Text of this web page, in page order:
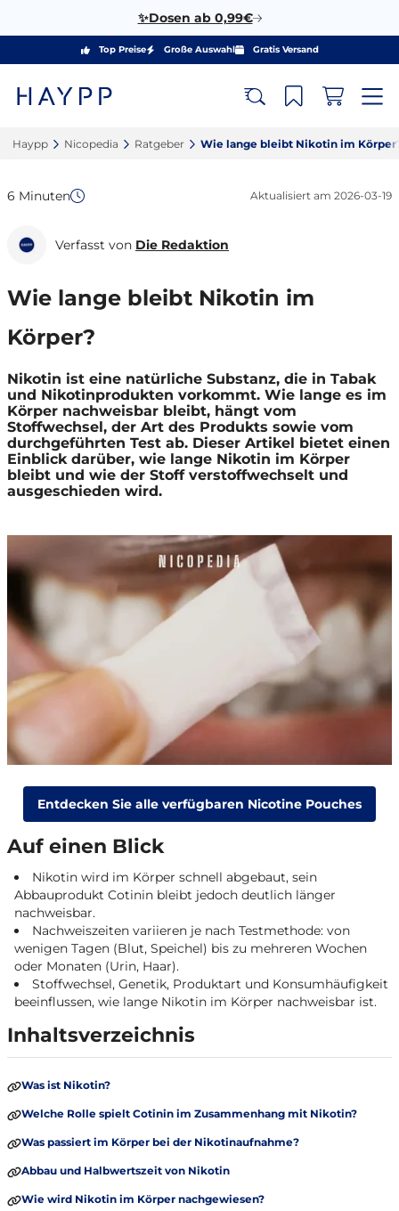
✨Dosen ab 0,99€
Top Preise Große Auswahl Gratis Versand
Haypp‎ Nicopedia‎ Ratgeber‎ Wie lange bleibt Nikotin im
6 Minuten Aktualisiert am 2026-03-19
Verfasst von Die Redaktion
Wie lange bleibt Nikotin im
Körper?
Nikotin ist eine natürliche Substanz, die in Tabak
und Nikotinprodukten vorkommt. Wie lange es im
Körper nachweisbar bleibt, hängt vom
Stoffwechsel, der Art des Produkts sowie vom
durchgeführten Test ab. Dieser Artikel bietet einen
Einblick darüber, wie lange Nikotin im Körper
bleibt und wie der Stoff verstoffwechselt und
ausgeschieden wird.
Entdecken Sie alle verfügbaren Nicotine Pouches
Auf einen Blick
Nikotin wird im Körper schnell abgebaut, sein
Abbauprodukt Cotinin bleibt jedoch deutlich länger
nachweisbar.
Nachweiszeiten variieren je nach Testmethode: von
wenigen Tagen (Blut, Speichel) bis zu mehreren Wochen
oder Monaten (Urin, Haar).
Stoffwechsel, Genetik, Produktart und Konsumhäufigkeit
beeinflussen, wie lange Nikotin im Körper nachweisbar ist.
Inhaltsverzeichnis
Was ist Nikotin?
Welche Rolle spielt Cotinin im Zusammenhang mit Nikotin?
Was passiert im Körper bei der Nikotinaufnahme?
Abbau und Halbwertszeit von Nikotin
Wie wird Nikotin im Körper nachgewiesen?